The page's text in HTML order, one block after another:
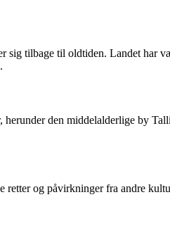
tilbage til oldtiden. Landet har
den middelalderlige by
og påvirkninger fra andre